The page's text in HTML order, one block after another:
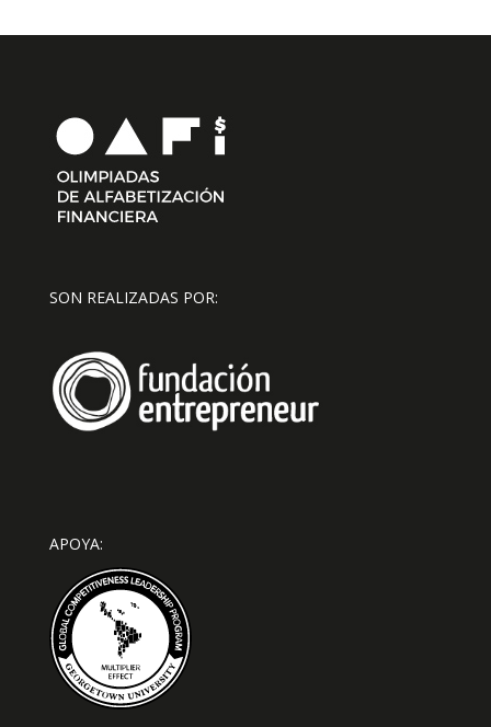
SON REALIZADAS POR:
APOYA: